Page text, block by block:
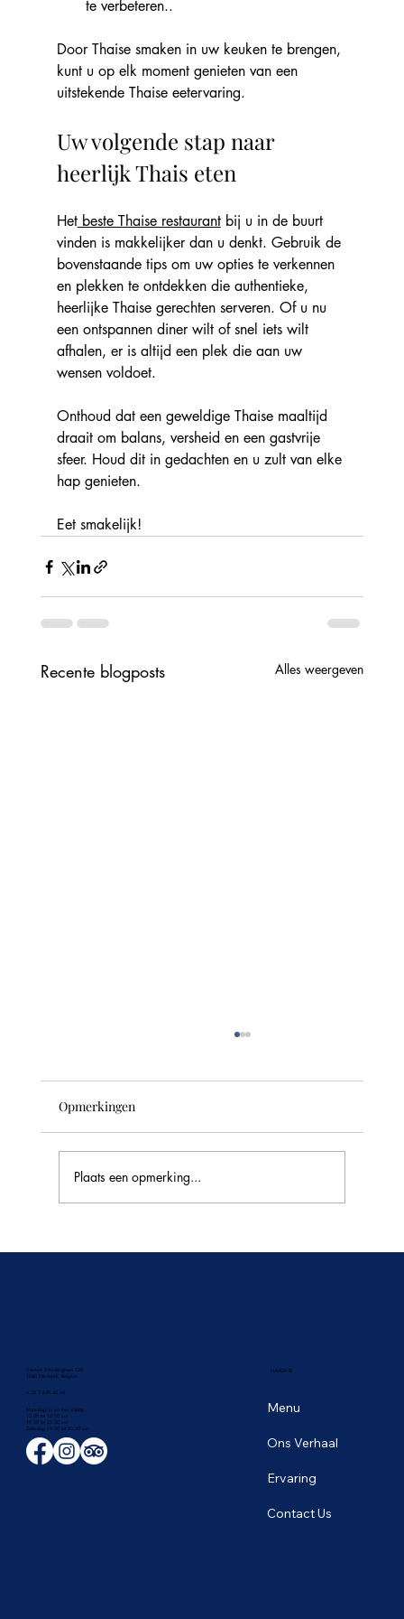
te verbeteren..
Door Thaise smaken in uw keuken te brengen,
kunt u op elk moment genieten van een
uitstekende Thaise eetervaring.
Uw volgende stap naar
heerlijk Thais eten
Het beste Thaise restaurant bij u in de buurt
vinden is makkelijker dan u denkt. Gebruik de
bovenstaande tips om uw opties te verkennen
en plekken te ontdekken die authentieke,
heerlijke Thaise gerechten serveren. Of u nu
een ontspannen diner wilt of snel iets wilt
afhalen, er is altijd een plek die aan uw
wensen voldoet.
Onthoud dat een geweldige Thaise maaltijd
draait om balans, versheid en een gastvrije
sfeer. Houd dit in gedachten en u zult van elke
hap genieten.
Eet smakelijk!
Recente blogposts Alles weergeven
Opmerkingen
Plaats een opmerking...
Avenue D'Auderghem 135,
1040 Etterbeek, Belgium
+ 32 2 649 43 66
Maandag tot en met vrijdag
12:00 tot 14:00 uur
19:00 tot 22:30 uur
​Zaterdag 19:00 tot 23:00 uur
Menu
Ons Verhaal
Ervaring
Contact Us
NAVIGATIE